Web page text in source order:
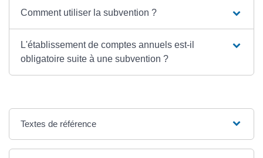
Comment utiliser la subvention ?
L'établissement de comptes annuels est-il
obligatoire suite à une subvention ?
Textes de référence